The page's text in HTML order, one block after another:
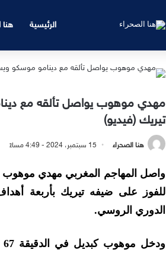
الرئيسية هنا
مهدي موهوب يواصل تألقه مع
تيريك (فيديو)
هنا الصحراء 15 سبتمبر، 2024 - 4:49 مساءً
واصل المهاجم المغربي مهدي موهوب
للفوز على ضيفه تيريك بأربعة
الدوري الروسي.